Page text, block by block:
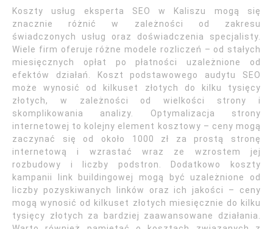
Koszty usług eksperta SEO w Kaliszu mogą się
znacznie różnić w zależności od zakresu
świadczonych usług oraz doświadczenia specjalisty.
Wiele firm oferuje różne modele rozliczeń – od stałych
miesięcznych opłat po płatności uzależnione od
efektów działań. Koszt podstawowego audytu SEO
może wynosić od kilkuset złotych do kilku tysięcy
złotych, w zależności od wielkości strony i
skomplikowania analizy. Optymalizacja strony
internetowej to kolejny element kosztowy – ceny mogą
zaczynać się od około 1000 zł za prostą stronę
internetową i wzrastać wraz ze wzrostem jej
rozbudowy i liczby podstron. Dodatkowo koszty
kampanii link buildingowej mogą być uzależnione od
liczby pozyskiwanych linków oraz ich jakości – ceny
mogą wynosić od kilkuset złotych miesięcznie do kilku
tysięcy złotych za bardziej zaawansowane działania.